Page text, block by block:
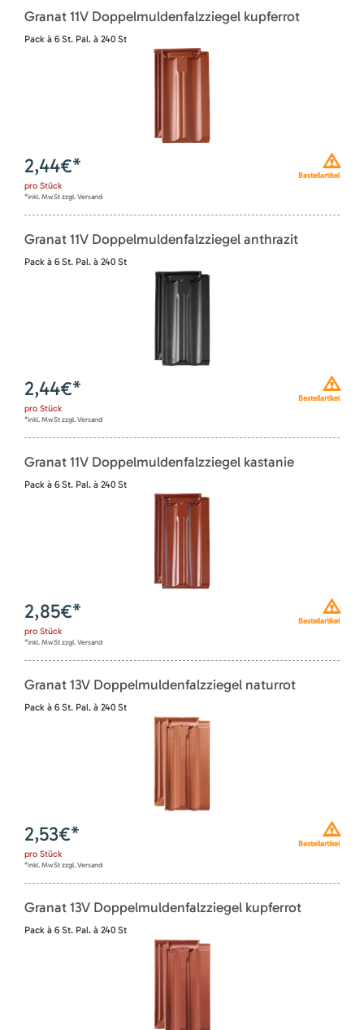
Granat 11V Doppelmuldenfalzziegel kupferrot
Pack à 6 St. Pal. à 240 St
Bestellartikel
2,44€*
pro Stück
*inkl. MwSt zzgl. Versand
Granat 11V Doppelmuldenfalzziegel anthrazit
Pack à 6 St. Pal. à 240 St
Bestellartikel
2,44€*
pro Stück
*inkl. MwSt zzgl. Versand
Granat 11V Doppelmuldenfalzziegel kastanie
Pack à 6 St. Pal. à 240 St
Bestellartikel
2,85€*
pro Stück
*inkl. MwSt zzgl. Versand
Granat 13V Doppelmuldenfalzziegel naturrot
Pack à 6 St. Pal. à 240 St
Bestellartikel
2,53€*
pro Stück
*inkl. MwSt zzgl. Versand
Granat 13V Doppelmuldenfalzziegel kupferrot
Pack à 6 St. Pal. à 240 St